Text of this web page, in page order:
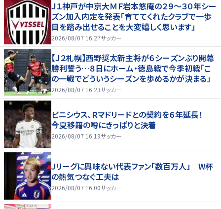
Ｊ１神戸が中京大ＭＦ岩本悠庵の２９～３０年シー
ズン加入内定を発表「育ててくれたクラブで一歩
目を踏み出せることを大変嬉しく思います」
2026/08/07 16:27サッカー
【Ｊ２札幌】西野奨太新主将が６シーズンぶり開幕
勝利誓う…８日にホーム・徳島戦で今季初戦「こ
の一戦でどういうシーズンを歩めるかが決まる」
2026/08/07 16:23サッカー
ビニシウス、Ｒマドリードとの契約を６年延長！
今夏移籍の噂にきっぱりと決着
2026/08/07 16:19サッカー
Jリーグに興味ない代表ファン「数百万人」 W杯
の熱気つなぐ工夫は
2026/08/07 16:00サッカー